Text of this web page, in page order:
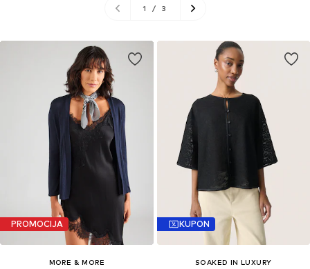
PROMOCIJA
MORE & MORE
KUPON
SOAKED IN LUXURY
1 / 3